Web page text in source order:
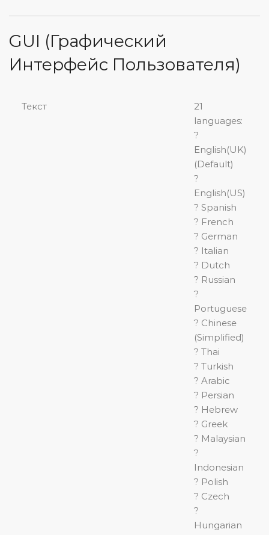
GUI (Графический
Интерфейс Пользователя)
Текст
21
languages:
?
English(UK)
(Default)
?
English(US)
? Spanish
? French
? German
? Italian
? Dutch
? Russian
?
Portuguese
? Chinese
(Simplified)
? Thai
? Turkish
? Arabic
? Persian
? Hebrew
? Greek
? Malaysian
?
Indonesian
? Polish
? Czech
?
Hungarian